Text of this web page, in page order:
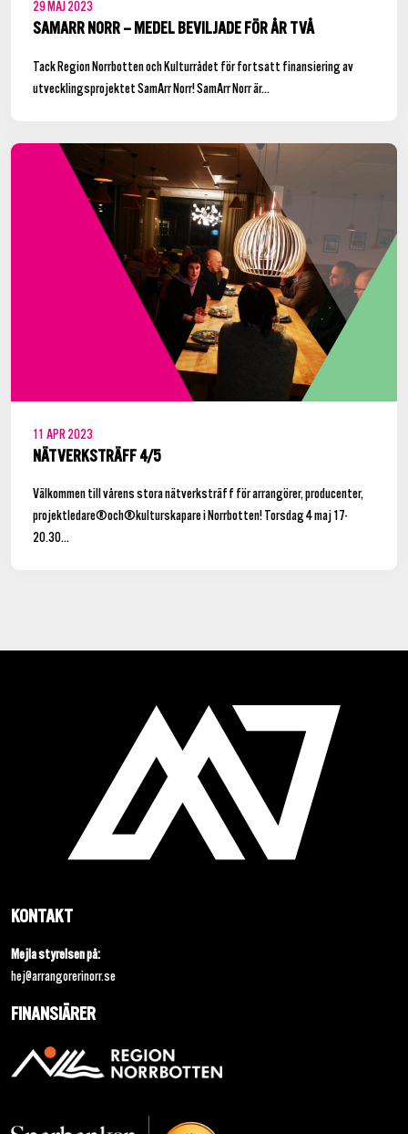
29MAJ2023
SAMARR NORR – MEDEL BEVILJADE FÖR ÅR TVÅ
Tack Region Norrbotten och Kulturrådet för fortsatt finansiering av
utvecklingsprojektet SamArr Norr! SamArr Norr är...
11 APR2023
NÄTVERKSTRÄFF 4/5
Välkommen till vårens stora nätverksträff för arrangörer, producenter,
projektledare och kulturskapare i Norrbotten! Torsdag 4 maj 17-
20.30...
KONTAKT
Mejla styrelsen på:
hej@arrangorerinorr.se
FINANSIÄRER